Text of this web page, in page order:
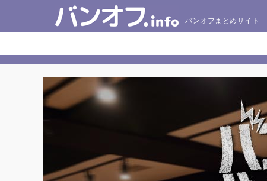
バンオフまとめサイト